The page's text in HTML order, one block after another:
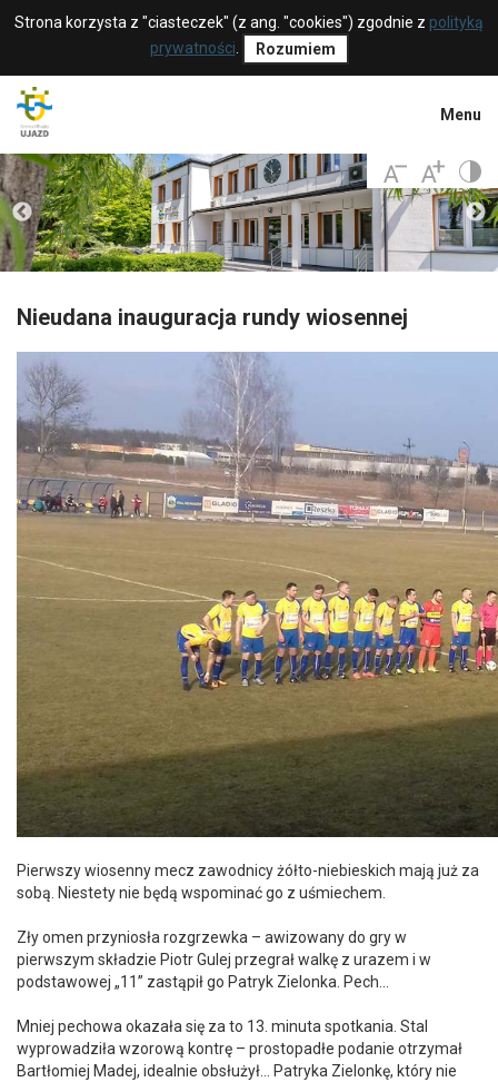
Strona korzysta z "ciasteczek" (z ang. "cookies") zgodnie z polityką
prywatności
Rozumiem
Menu
Nieudana inauguracja rundy wiosennej
Pierwszy wiosenny mecz zawodnicy żółto-niebieskich mają już za
sobą. Niestety nie będą wspominać go z uśmiechem.
Zły omen przyniosła rozgrzewka – awizowany do gry w
pierwszym składzie Piotr Gulej przegrał walkę z urazem i w
podstawowej „11” zastąpił go Patryk Zielonka. Pech…
Mniej pechowa okazała się za to 13. minuta spotkania. Stal
wyprowadziła wzorową kontrę – prostopadłe podanie otrzymał
Bartłomiej Madej, idealnie obsłużył… Patryka Zielonkę, który nie